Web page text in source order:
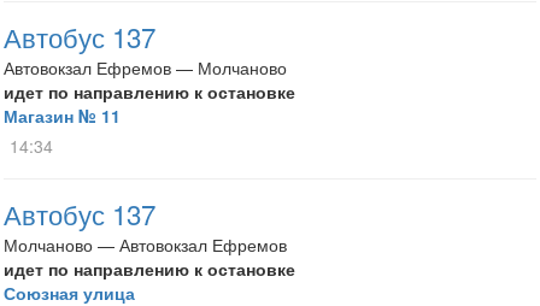
Автобус 137
Автовокзал Ефремов — Молчаново
идет по направлению к остановке
Магазин № 11
14:34
Автобус 137
Молчаново — Автовокзал Ефремов
идет по направлению к остановке
Союзная улица